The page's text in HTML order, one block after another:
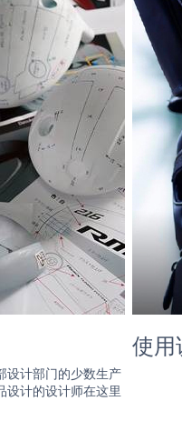
设计部门的少数生产
设计的设计师在这里
使用